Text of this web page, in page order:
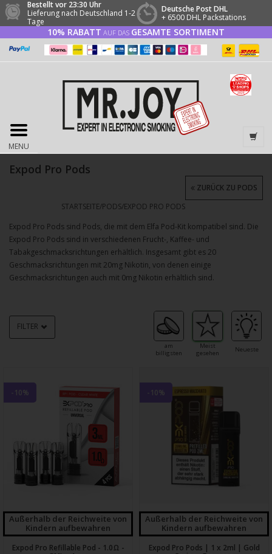
Bestellt vor 23:30 Uhr
Lieferung nach Deutschland 1-2
Tage
Deutsche Post DHL
+ 6500 DHL Packstations
10% RABATT AUF DAS GESAMTE SORTIMENT
MENU
Expod Pro Pods
STARTSEITE/PODS/EXPOD PRO PODS
ZURÜCK ZU PODS
Expod Pro Pods sind Pods, die mit dem Elfa Pod-Kit kompatibel sind. Die
Expod Pro Pods sind in verschiedenen Frucht-, Kaffee- und
Tabakgeschmacksrichtungen erhältlich. Insgesamt gibt es 20
Geschmacksrichtungen mit 20mg Nikotin, von denen einige
Geschmacksrichtungen auch mit 0mg Nikotin erhältlich sind.
am
billigsten
Meist
gesehen
Neueste
FILTER
-10%
Außerhalb der Reichweite von
Kindern aufbewahren
Expod Pro Refillable Pod - 1.0Ω -
-10%
Außerhalb der Reichweite von
Kindern aufbewahren
Expod Pro Pods | 1 x 2ml | Gold